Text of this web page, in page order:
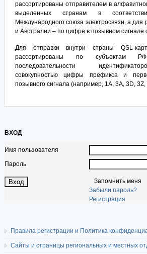
рассортированы отправителем в
выделенных странам в
Международного союза электросвязи, а
и Австралии – по цифре в позывном сигнале
Для отправки внутри страны QSL-
рассортированы по субъектам
последовательности
совокупностью цифры префикса и
позывного сигнала (например, 1A, 3A, 3D, 3Z,
ВХОД
Имя пользователя
Пароль
Запомнить меня
Забыли пароль?
Регистрация
Правила регистрации и Политика
Сайты и страницы региональных и местных